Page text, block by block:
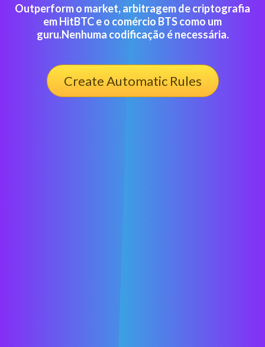
Outperform o market, arbitragem de criptografia
em HitBTC e o comércio BTS como um
guru.Nenhuma codificação é necessária.
Create Automatic Rules